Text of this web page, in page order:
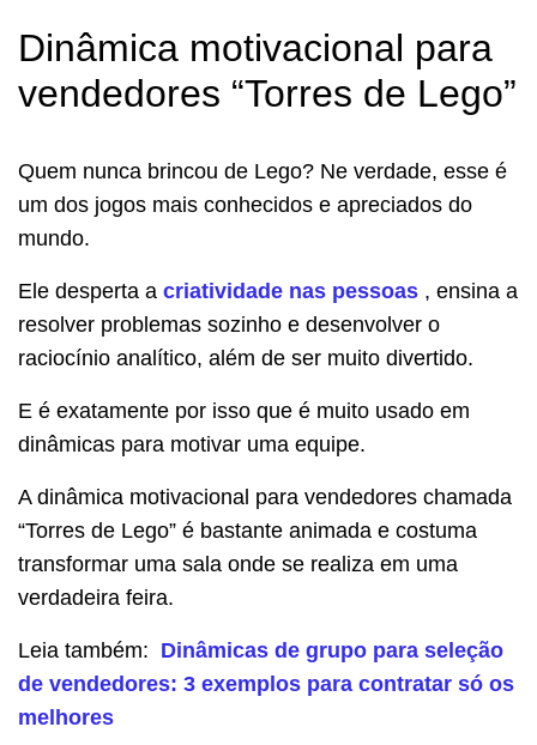
Dinâmica motivacional para
vendedores “Torres de Lego”
Quem nunca brincou de Lego? Ne verdade, esse é
um dos jogos mais conhecidos e apreciados do
mundo.
Ele desperta a criatividade nas pessoas , ensina a
resolver problemas sozinho e desenvolver o
raciocínio analítico, além de ser muito divertido.
E é exatamente por isso que é muito usado em
dinâmicas para motivar uma equipe.
A dinâmica motivacional para vendedores chamada
“Torres de Lego” é bastante animada e costuma
transformar uma sala onde se realiza em uma
verdadeira feira.
Leia também: Dinâmicas de grupo para seleção
de vendedores: 3 exemplos para contratar só os
melhores